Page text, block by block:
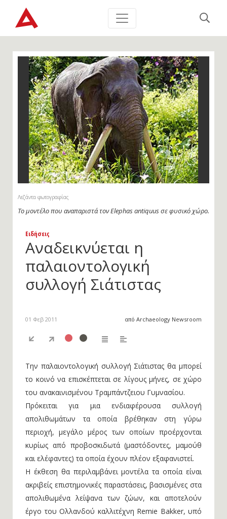
Λεζάντα φωτογραφίας
Το μοντέλο που αναπαριστά τον Elephas antiquus σε φυσικό χώρο.
Ειδήσεις
Αναδεικνύεται η
παλαιοντολογική
συλλογή Σιάτιστας
01 Φεβ 2011 από Archaeology Newsroom
Την παλαιοντολογική συλλογή Σιάτιστας θα μπορεί
το κοινό να επισκέπτεται σε λίγους μήνες, σε χώρο
του ανακαινισμένου Τραμπάντζειου Γυμνασίου.
Πρόκειται για μια ενδιαφέρουσα συλλογή
απολιθωμάτων τα οποία βρέθηκαν στη γύρω
περιοχή, μεγάλο μέρος των οποίων προέρχονται
κυρίως από προβοσκιδωτά (μαστόδοντες, μαμούθ
και ελέφαντες) τα οποία έχουν πλέον εξαφανιστεί.
Η έκθεση θα περιλαμβάνει μοντέλα τα οποία είναι
ακριβείς επιστημονικές παραστάσεις, βασισμένες στα
απολιθωμένα λείψανα των ζώων, και αποτελούν
έργο του Ολλανδού καλλιτέχνη Remie Bakker, υπό